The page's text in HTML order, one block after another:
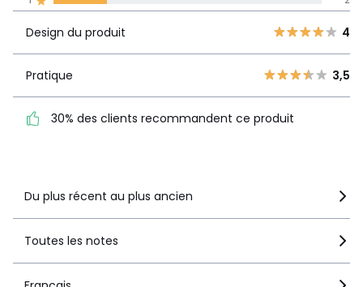
1 2
2
3 5
4
5 4
recommandent ce produit
Design du produit 4
Pratique 3,5
30% des clients recommandent ce produit
Du plus récent au plus ancien
Toutes les notes